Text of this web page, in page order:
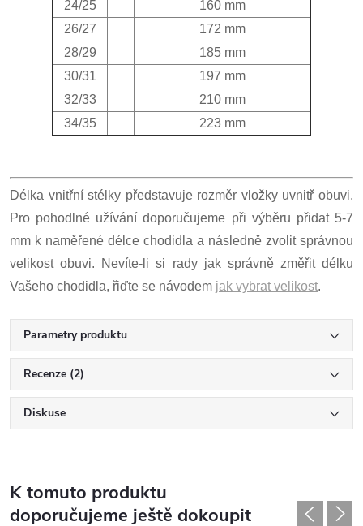
24/25
160 mm
26/27
172 mm
28/29
185 mm
30/31
197 mm
32/33
210 mm
34/35
223 mm
Délka vnitřní stélky představuje rozměr vložky uvnitř obuvi.
Pro pohodlné užívání doporučujeme při výběru přidat 5-7
mm k naměřené délce chodidla a následně zvolit správnou
velikost obuvi. Nevíte-li si rady jak správně změřit délku
Vašeho chodidla, řiďte se návodem jak vybrat velikost.
Parametry produktu
Recenze (2)
Diskuse
K tomuto produktu
doporučujeme ještě dokoupit